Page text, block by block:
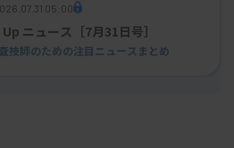
05:00
ニュース［7月31日号］
技師のための注目ニュースまとめ